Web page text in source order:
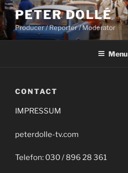
Skip
to
content
PETER DOLLÉ
Producer / Reporter / Moderator
Menu
CONTACT
IMPRESSUM
peterdolle-tv.com
Telefon: 030 / 896 28 361